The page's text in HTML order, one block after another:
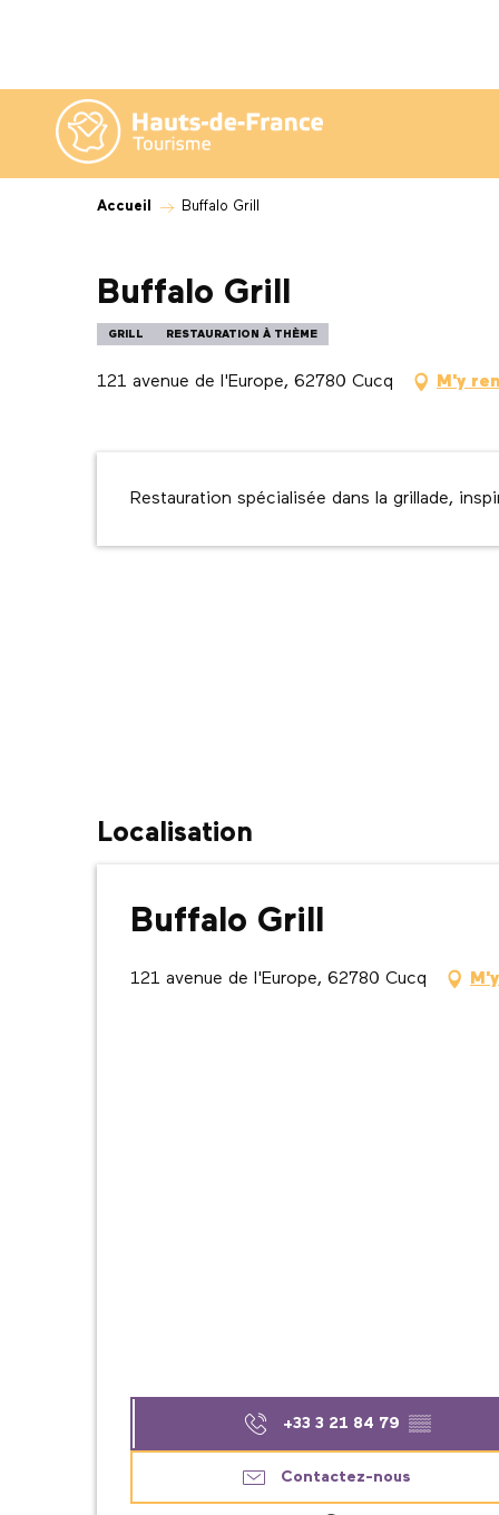
contenu
principal
Accueil Buffalo Grill
Buffalo Grill
GRILL RESTAURATION À THÈME
121 avenue de l'Europe, 62780 Cucq M'y
Description
Restauration spécialisée dans la grillade,
Localisation
Buffalo Grill
121 avenue de l'Europe, 62780 Cucq
+33 3 21 84 79 ▒▒
Contactez-nous